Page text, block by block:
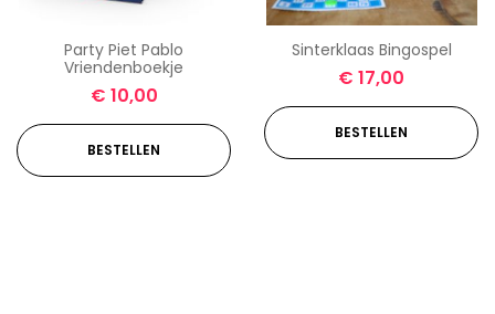
Party Piet Pablo
Vriendenboekje
€ 10,00
BESTELLEN
Sinterklaas Bingospel
€ 17,00
BESTELLEN